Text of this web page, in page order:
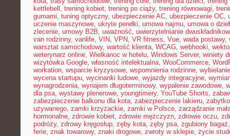
kettlebell , trening kobiet, trening po ciąży, trening równowagi,
gumami, tuning optyczny, ubezpieczenie AC, ubezpieczenie OC,
uczenie maszynowe, ukryte perełki, umowa najmu, umowa o
zlecenie, umowy B2B, uważność, uwierzytelnianie
van rodzinny, vanlife, VIN, VPN, VR fitness, Vue, wada postawy,
warsztat samochodowy, wartość klienta, WCAG, webhooki,
weterynarz online, Wielkanoc w hotelu, Windows Server, winiety
wizytówka Google, własność intelektualna, WooCommerce,
workation, wsparcie kryzysowe, wspomnienia rodzinne,
wycena startupu, wycinanki ludowe, wyjazdy integracyjne,
wynagrodzenia, wynajem długoterminowy, wypalenie zawodowe,
dla psa, wystawy plenerowe, youngtimery, YouTube Shorts,
zabezpieczenie balkonu dla kota, zabezpieczenie lakieru,
używanego, zamki krzyżackie, zamki w Polsce, zarządzanie
hormonalne, zdrowie kobiet, zdrowie mężczyzn, zdrowie oczu,
podróży, zdrowy kręgosłup, zęby kota, zęby psa, zgubiony bagaż
ferie, znak towarowy, znaki drogowe, zwroty w sklepie, życie